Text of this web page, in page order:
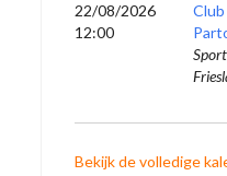
22/08/2026
12:00
Bekijk de volledige